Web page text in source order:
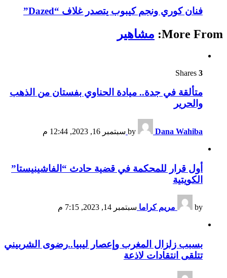
فنان كوري ونجم كيبوب يتصدر غلاف “Dazed”
More From: مشاهير
3
متألقة في جدة.. ميادة الحناوي بفستان من الذهب
والحرير
by Dana Wahiba سبتمبر 16, 2023, 12:44 م
أول قرار للمحكمة في قضية حادث “الفاشينيستا”
الكويتية
by مريم كراما سبتمبر 14, 2023, 7:15 م
بسبب زلزال المغرب وإعصار ليبيا..رضوى الشربيني
تتلقى انتقادات لاذعة